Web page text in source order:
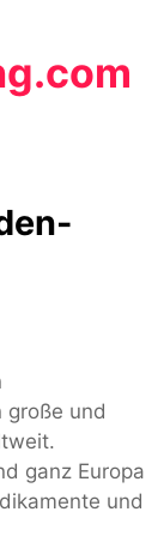
große und
ganz Europa
und